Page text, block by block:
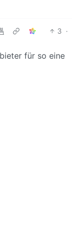
3 ·
für so eine